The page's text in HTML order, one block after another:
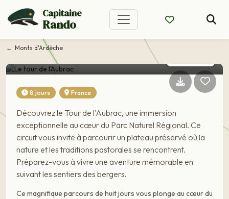
Capitaine
Rando
Monts d'Ardèche
Voyage France
Le tour de l'Aubrac
8 jours France
Découvrez le Tour de l'Aubrac, une immersion
exceptionnelle au cœur du Parc Naturel Régional. Ce
circuit vous invite à parcourir un plateau préservé où la
nature et les traditions pastorales se rencontrent.
Préparez-vous à vivre une aventure mémorable en
suivant les sentiers des bergers.
Ce magnifique parcours de huit jours vous plonge au cœur du